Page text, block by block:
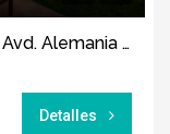
Chalet independiente en venta en Avd. Alemania – Roche
Detalles